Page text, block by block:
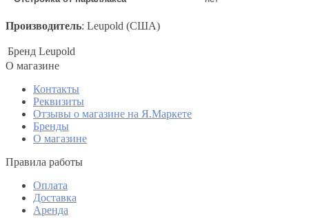
Производитель: Leupold (США)
Бренд Leupold
O магазине
Контакты
Реквизиты
Отзывы о магазине на Я.Маркете
Бренды
О магазине
Правила работы
Оплата
Доставка
Аренда